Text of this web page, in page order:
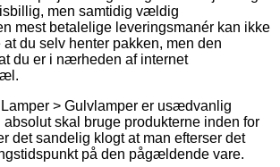
men samtidig vældig
mest betalelige leveringsmanér kan ikke
du selv henter pakken, men den
du er i nærheden af internet
> Gulvlamper er usædvanlig
absolut skal bruge produkterne inden for
det sandelig klogt at man efterser det
på den pågældende vare.